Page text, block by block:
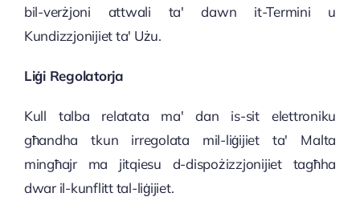
bil-verżjoni attwali ta' dawn it-Termini u
Kundizzjonijiet ta' Użu.
Liġi Regolatorja
Kull talba relatata ma' dan is-sit elettroniku
għandha tkun irregolata mil-liġijiet ta' Malta
mingħajr ma jitqiesu d-dispożizzjonijiet tagħha
dwar il-kunflitt tal-liġijiet.